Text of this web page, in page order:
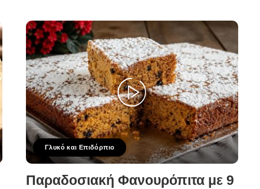
Γλυκό και Επιδόρπιο
Παραδοσιακή Φανουρόπιτα με 9